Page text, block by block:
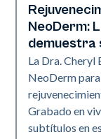
Neo Elite |
NeoDerm:
demuestra
La Dra. Cheryl
NeoDerm
Grabado en
subtítulos en